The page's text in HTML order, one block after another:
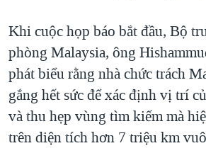
Khi cuộc họp báo bắt đầu, Bộ
phòng Malaysia, ông
phát biểu rằng nhà chức trách
gắng hết sức để xác định vị trí
và thu hẹp vùng tìm kiếm mà
trên diện tích hơn 7 triệu km